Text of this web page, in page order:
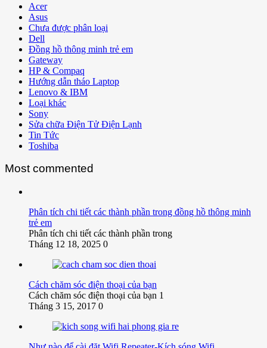
Acer
Asus
Chưa được phân loại
Dell
Đồng hồ thông minh trẻ em
Gateway
HP & Compaq
Hướng dẫn tháo Laptop
Lenovo & IBM
Loại khác
Sony
Sửa chữa Điện Tử Điện Lạnh
Tin Tức
Toshiba
Most commented
Phân tích chi tiết các thành phần trong đồng hồ thông minh
trẻ em
Phân tích chi tiết các thành phần trong
Tháng 12 18, 2025 0
Cách chăm sóc điện thoại của bạn
Cách chăm sóc điện thoại của bạn 1
Tháng 3 15, 2017 0